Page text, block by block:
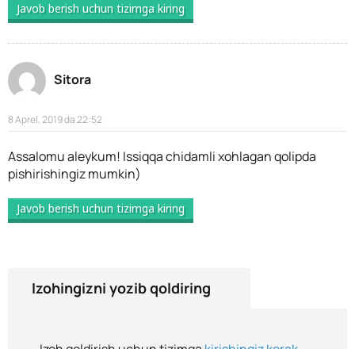
Javob berish uchun tizimga kiring
Sitora
8 Aprel, 2019 da 22:52
Assalomu aleykum! Issiqqa chidamli xohlagan qolipda
pishirishingiz mumkin)
Javob berish uchun tizimga kiring
Izohingizni yozib qoldiring